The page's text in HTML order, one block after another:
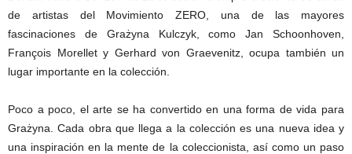
de artistas del Movimiento ZERO, una de las mayores
fascinaciones de Grażyna Kulczyk, como Jan Schoonhoven,
François Morellet y Gerhard von Graevenitz, ocupa también un
lugar importante en la colección.
Poco a poco, el arte se ha convertido en una forma de vida para
Grażyna. Cada obra que llega a la colección es una nueva idea y
una inspiración en la mente de la coleccionista, así como un paso